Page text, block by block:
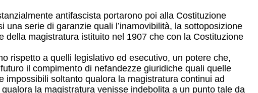
antifascista portarono poi alla Costituzione
serie di garanzie quali l’inamovibilità, la sottoposizione
magistratura istituito nel 1907 che con la Costituzione
rispetto a quelli legislativo ed esecutivo, un potere che,
il compimento di nefandezze giuridiche quali quelle
soltanto qualora la magistratura continui ad
la magistratura venisse indebolita a un punto tale da